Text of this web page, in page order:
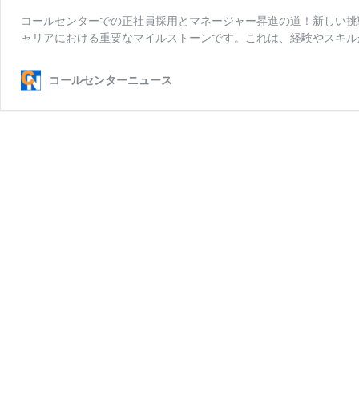
コールセンターでの正社員採用とマネージャー昇進の道！新しい
ャリアにおける重要なマイルストーンです。これは、経験やスキ
コールセンターニュース